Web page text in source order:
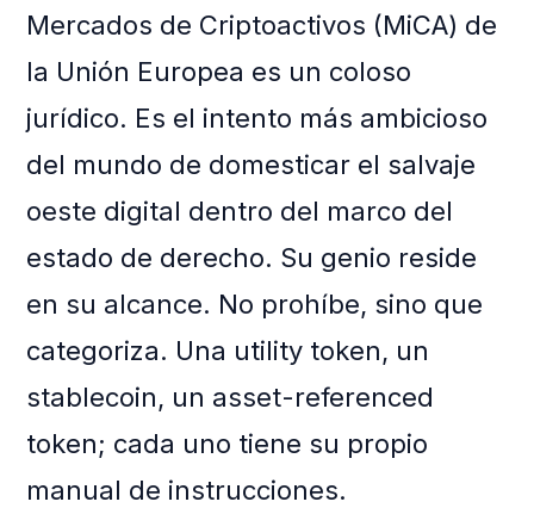
Mercados de Criptoactivos (MiCA) de
la Unión Europea es un coloso
jurídico. Es el intento más ambicioso
del mundo de domesticar el salvaje
oeste digital dentro del marco del
estado de derecho. Su genio reside
en su alcance. No prohíbe, sino que
categoriza. Una utility token, un
stablecoin, un asset-referenced
token; cada uno tiene su propio
manual de instrucciones.